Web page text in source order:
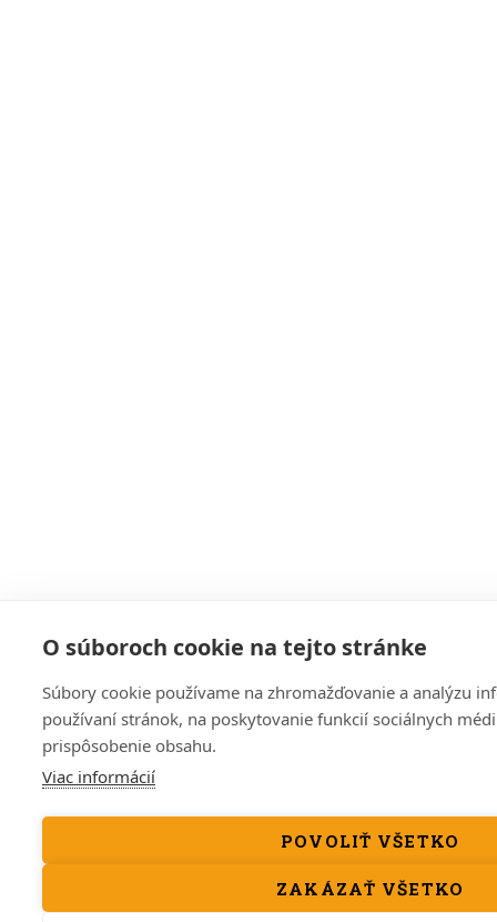
O súboroch cookie na tejto stránke
Súbory cookie používame na zhromažďovanie a analýzu
používaní stránok, na poskytovanie funkcií sociálnych
prispôsobenie obsahu.
Viac informácií
POVOLIŤ VŠETKO
ZAKÁZAŤ VŠETKO